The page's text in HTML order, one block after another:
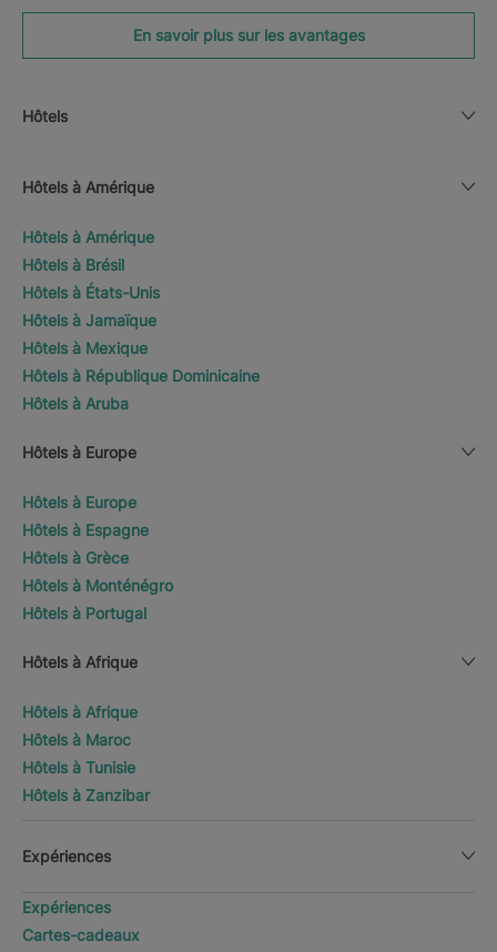
En savoir plus sur les avantages
Hôtels
Hôtels à Amérique
Hôtels à Amérique
Hôtels à Brésil
Hôtels à États-Unis
Hôtels à Jamaïque
Hôtels à Mexique
Hôtels à République Dominicaine
Hôtels à Aruba
Hôtels à Europe
Hôtels à Europe
Hôtels à Espagne
Hôtels à Grèce
Hôtels à Monténégro
Hôtels à Portugal
Hôtels à Afrique
Hôtels à Afrique
Hôtels à Maroc
Hôtels à Tunisie
Hôtels à Zanzibar
Expériences
Expériences
Cartes-cadeaux